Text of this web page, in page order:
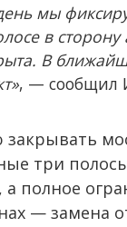
мы
в
В
, — сообщил
три
а полное
— замена